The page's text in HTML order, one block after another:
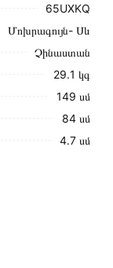
65UXKQ
Մոխրագույն- Սև
Չինաստան
29․1 կգ
149 սմ
84 սմ
4․7 սմ